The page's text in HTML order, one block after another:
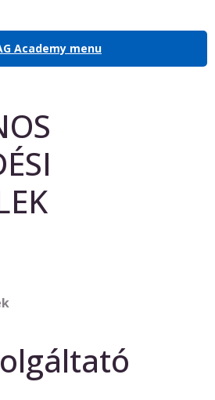
Academy menu